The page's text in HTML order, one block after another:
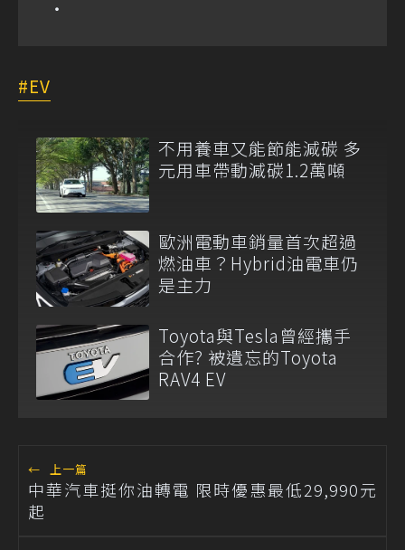
EV
不用養車又能節能減碳 多
元用車帶動減碳1.2萬噸
歐洲電動車銷量首次超過
燃油車？Hybrid油電車仍
是主力
Toyota與Tesla曾經攜手
合作? 被遺忘的Toyota
RAV4 EV
← 上一篇
中華汽車挺你油轉電 限時優惠最低29,990元
起